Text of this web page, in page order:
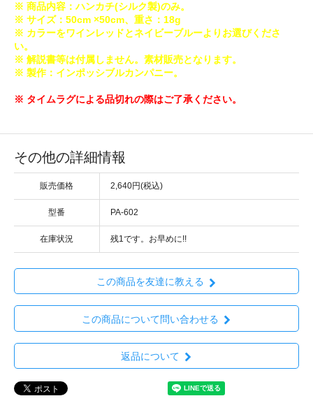
※ 商品内容：ハンカチ(シルク製)のみ。
※ サイズ：50cm ×50cm、重さ：18g
※ カラーをワインレッドとネイビーブルーよりお選びくださ
い。
※ 解説書等は付属しません。素材販売となります。
※ 製作：インポッシブルカンパニー。
※ タイムラグによる品切れの際はご了承ください。
その他の詳細情報
販売価格 2,640円(税込)
型番 PA-602
在庫状況 残1です。お早めに!!
この商品を友達に教える
この商品について問い合わせる
返品について